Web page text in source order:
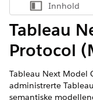
Vis
Innhold
Tableau
Protocol
Tableau Next Model
administrerte
semantiske